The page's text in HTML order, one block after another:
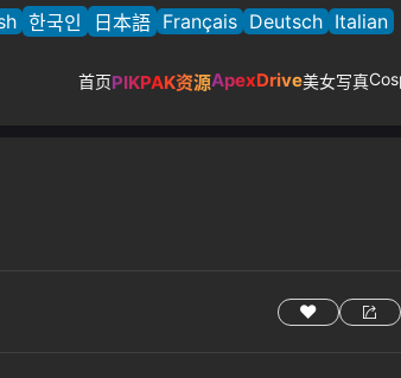
한국인 日本語 Français Deutsch Italian
首页PIKPAK资源ApexDrive美女写真